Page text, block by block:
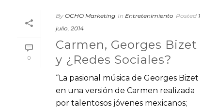
0
By OCHO Marketing In Entretenimiento Posted 1
julio, 2014
Carmen, Georges Bizet
y ¿Redes Sociales?
“La pasional música de Georges Bizet
en una versión de Carmen realizada
por talentosos jóvenes mexicanos;